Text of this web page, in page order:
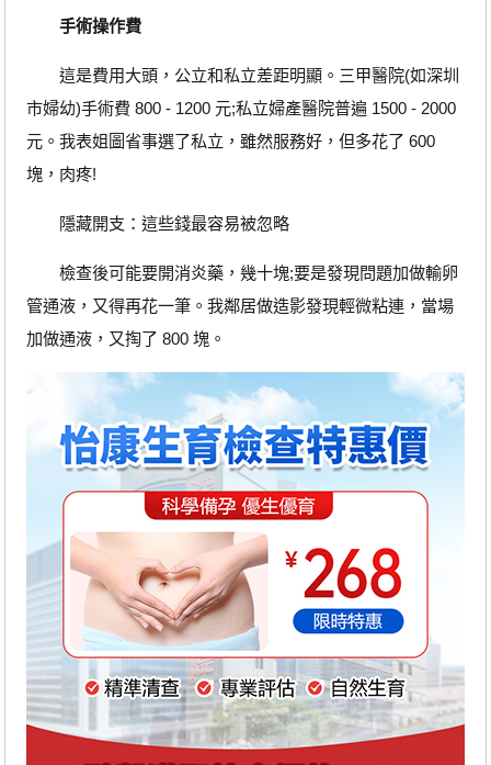
手術操作費
這是費用大頭，公立和私立差距明顯。三甲醫院(如深圳
市婦幼)手術費 800 - 1200 元;私立婦產醫院普遍 1500 - 2000
元。我表姐圖省事選了私立，雖然服務好，但多花了 600
塊，肉疼!
隱藏開支：這些錢最容易被忽略
檢查後可能要開消炎藥，幾十塊;要是發現問題加做輸卵
管通液，又得再花一筆。我鄰居做造影發現輕微粘連，當場
加做通液，又掏了 800 塊。